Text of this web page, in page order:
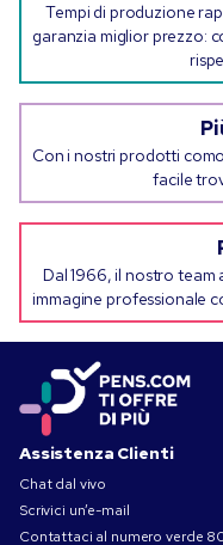
Tempi di produzione
garanzia miglior prezzo:
Con i nostri prodotti
facile
Dal 1966, il nostro
immagine professionale
Assistenza Clienti
Chat dal vivo
Scrivici un’e-mail
Contattaci al numero verde